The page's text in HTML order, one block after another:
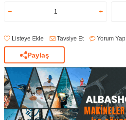
Listeye Ekle Tavsiye Et Yorum Yap
Paylaş